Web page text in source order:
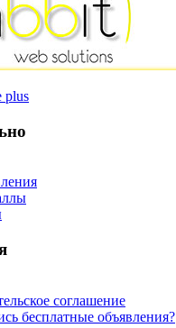
plus
соглашение
бесплатные объявления?